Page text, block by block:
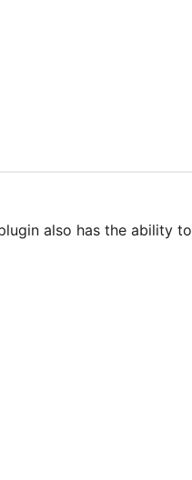
also has the ability to